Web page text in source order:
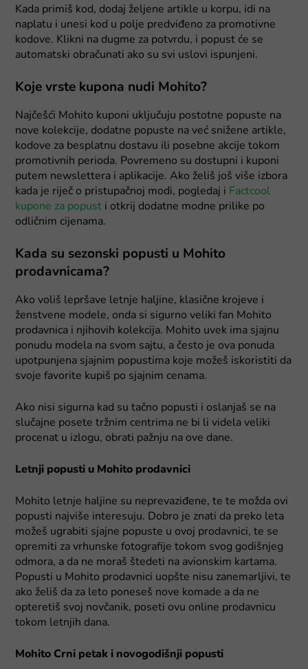
Kada primiš kod, dodaj željene artikle u korpu, idi na
naplatu i unesi kod u polje predviđeno za promotivne
kodove. Klikni na dugme za potvrdu, i popust će se
automatski obračunati ako su svi uslovi ispunjeni.
Koje vrste kupona nudi Mohito?
Najčešći Mohito kuponi uključuju postotne popuste na
nove kolekcije, dodatne popuste na već snižene artikle,
kodove za besplatnu dostavu ili posebne akcije tokom
promotivnih perioda. Povremeno su dostupni i kuponi
putem newslettera i aplikacije. Ako želiš još više izbora
kada je riječ o pristupačnoj modi, pogledaj i Factcool
kupone za popust i otkrij dodatne modne prilike po
odličnim cijenama.
Kada su sezonski popusti u Mohito
prodavnicama?
Ako voliš lepršave letnje haljine, klasične krojeve i
ženstvene modele, onda si sigurno veliki fan Mohito
prodavnica i njihovih kolekcija. Mohito uvek ima sjajnu
ponudu modela na svom sajtu, a često je ova ponuda
upotpunjena sjajnim popustima koje možeš iskoristiti da
svoje favorite kupiš po sjajnim cenama.
Ako nisi sigurna kad su tačno popusti i oslanjaš se na
slučajne posete tržnim centrima ne bi li videla veliki
procenat u izlogu, obrati pažnju na ove dane.
Letnji popusti u Mohito prodavnici
Mohito letnje haljine su neprevaziđene, te te možda ovi
popusti najviše interesuju. Dobro je znati da preko leta
možeš ugrabiti sjajne popuste u ovoj prodavnici, te se
opremiti za vrhunske fotografije tokom svog godišnjeg
odmora, a da ne moraš štedeti na avionskim kartama.
Popusti u Mohito prodavnici uopšte nisu zanemarljivi, te
ako želiš da za leto poneseš nove komade a da ne
opteretiš svoj novčanik, poseti ovu online prodavnicu
tokom letnjih dana.
Mohito Crni petak i novogodišnji popusti